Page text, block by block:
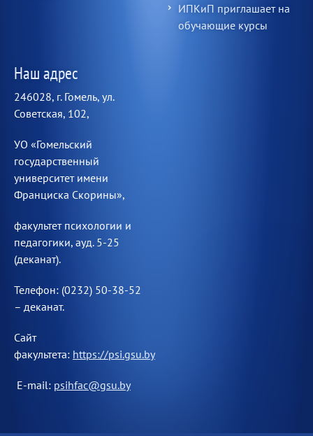
ИПКиП приглашает на
обучающие курсы
Наш адрес
246028, г. Гомель, ул.
Советская, 102,
УО «Гомельский
государственный
университет имени
Франциска Скорины»,
факультет психологии и
педагогики, ауд. 5-25
(деканат).
Телефон: (0232) 50-38-52
– деканат.
Сайт
факультета: https://psi.gsu.by
E-mail: psihfac@gsu.by